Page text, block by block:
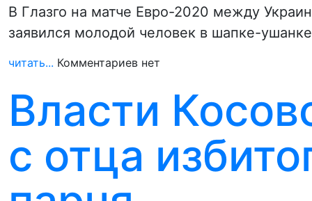
В Глазго на матче Евро-2020 между
заявился молодой человек в шапке-
читать... Комментариев нет
Власти
с отца